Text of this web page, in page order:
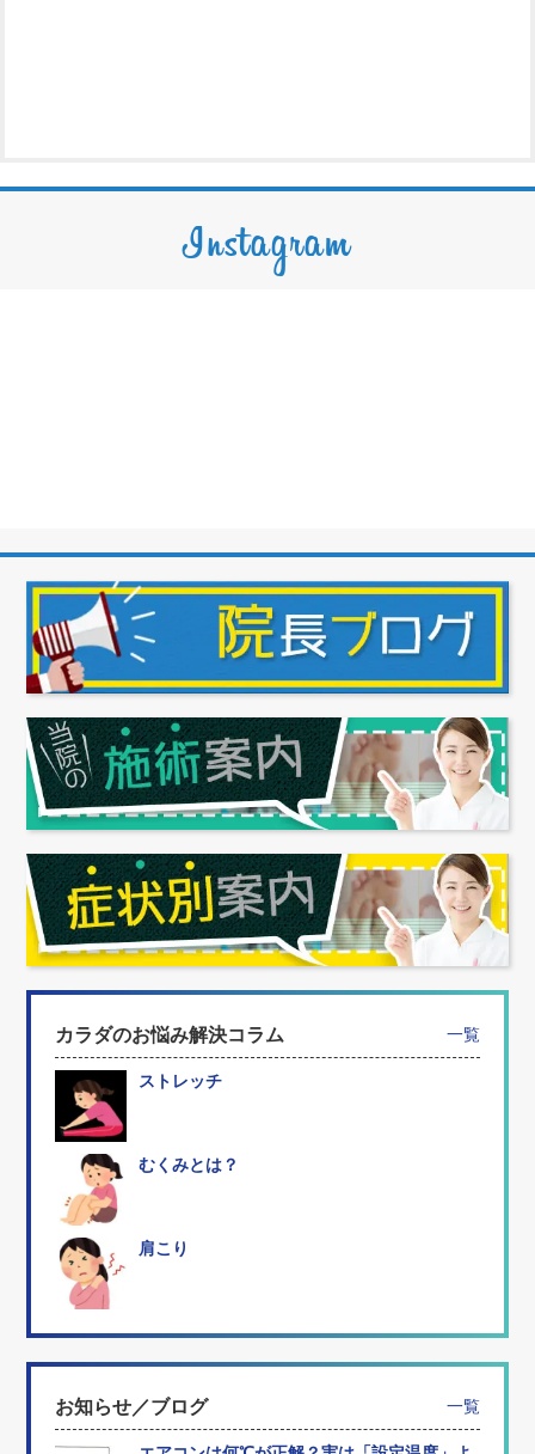
Instagram
カラダのお悩み解決コラム 一覧
ストレッチ
むくみとは？
肩こり
お知らせ／ブログ 一覧